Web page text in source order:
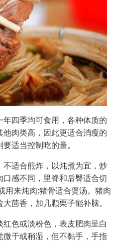
年四季均可食用，各种体质的
肉类高，因此更适合消瘦的
要适当控制吃的量。
不适合煎炸，以炖煮为宜，炒
感不同，里脊和后臀适合切
用来炖肉;猪骨适合煲汤。猪肉
茴香，加几颗栗子能补脑。
红色或淡粉色，表皮肥肉呈白
干或稍湿，但不黏手，手指